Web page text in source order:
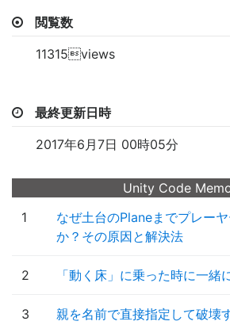
閲覧数
11315views
最終更新日時
2017年6月7日 00時05分
Unity Code
1
なぜ土台のPlaneまでプレー
か？その原因と解決法
2 「動く床」に乗った時に一緒
3 親を名前で直接指定して破壊